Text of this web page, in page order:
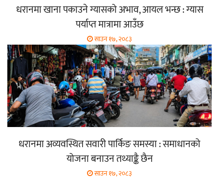
धरानमा खाना पकाउने ग्यासको अभाव, आयल भन्छ : ग्यास
पर्याप्त मात्रामा आउँछ
साउन १७, २०८३
धरानमा अव्यवस्थित सवारी पार्किङ समस्या : समाधानको
योजना बनाउन तथ्याङ्कै छैन
साउन १७, २०८३